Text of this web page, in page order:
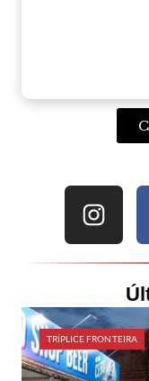
TRÍPLICE FRONTEIRA